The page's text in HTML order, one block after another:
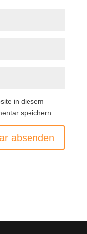
in diesem
speichern.